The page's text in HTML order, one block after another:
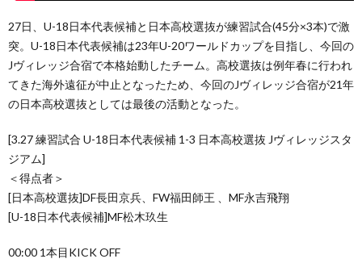
27日、U-18日本代表候補と日本高校選抜が練習試合(45分×3本)で激
突。U-18日本代表候補は23年U-20ワールドカップを目指し、今回の
Jヴィレッジ合宿で本格始動したチーム。高校選抜は例年春に行われ
てきた海外遠征が中止となったため、今回のJヴィレッジ合宿が21年
の日本高校選抜としては最後の活動となった。
[3.27 練習試合 U-18日本代表候補 1-3 日本高校選抜 Jヴィレッジスタ
ジアム]
＜得点者＞
[日本高校選抜]DF長田京兵、FW福田師王 、MF永吉飛翔
[U-18日本代表候補]MF松木玖生
00:00 1本目KICK OFF